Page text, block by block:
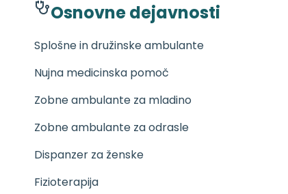
Osnovne dejavnosti
Splošne in družinske ambulante
Nujna medicinska pomoč
Zobne ambulante za mladino
Zobne ambulante za odrasle
Dispanzer za ženske
Fizioterapija